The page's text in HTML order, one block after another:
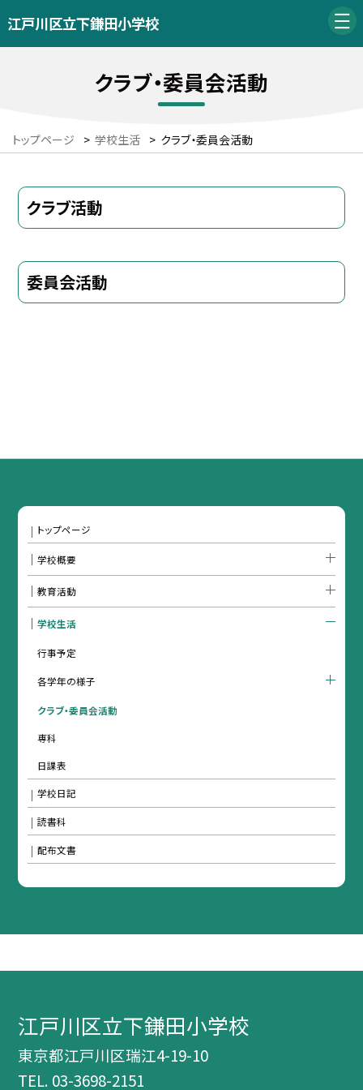
江戸川区立下鎌田小学校
クラブ・委員会活動
トップページ > 学校生活 > クラブ・委員会活動
クラブ活動
委員会活動
トップページ
学校概要
教育活動
学校生活
行事予定
各学年の様子
クラブ・委員会活動
専科
日課表
学校日記
読書科
配布文書
江戸川区立下鎌田小学校
東京都江戸川区瑞江4-19-10
TEL. 03-3698-2151